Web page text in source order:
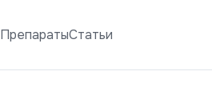
ПрепаратыСтатьи